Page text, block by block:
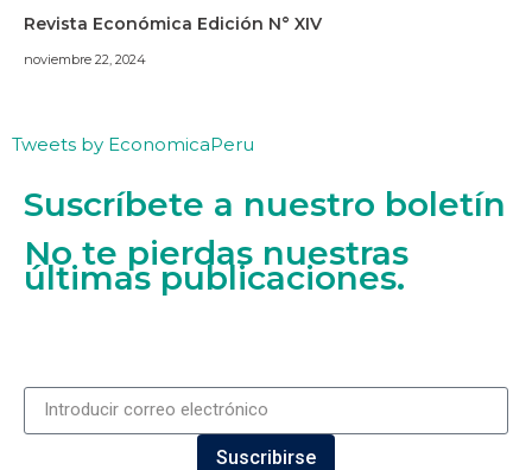
Revista Económica Edición N° XIV
noviembre 22, 2024
Tweets by EconomicaPeru
Suscríbete a nuestro boletín
No te pierdas nuestras
últimas publicaciones.
Suscribirse